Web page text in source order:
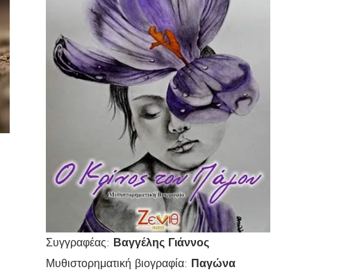
Συγγραφέας: Βαγγέλης Γιάννος
Μυθιστορηματική βιογραφία: Παγώνα